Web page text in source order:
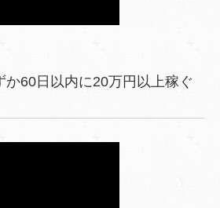
か60日以内に20万円以上稼ぐ